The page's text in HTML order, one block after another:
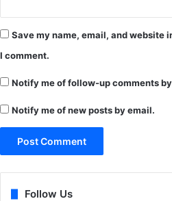
Save my name, email, and website
I comment.
Notify me of follow-up comments
Notify me of new posts by email.
Follow Us